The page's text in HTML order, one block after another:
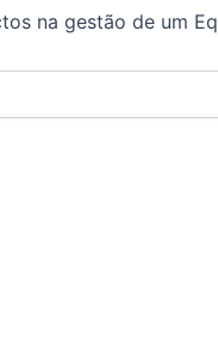
na gestão de um